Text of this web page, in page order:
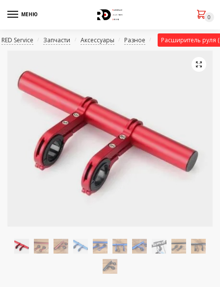
МЕНЮ 0
RED Service / Запчасти / Аксессуары / Разное / Расширитель руля
🔍